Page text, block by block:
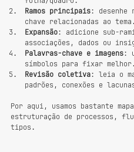
Ramos principais: desenhe
chave relacionadas ao tema.
Expansão: adicione sub-
associações, dados ou
Palavras-chave e imagens:
símbolos para fixar melhor.
Revisão coletiva: leia o
padrões, conexões e
Por aqui, usamos bastante
estruturação de processos,
tipos.